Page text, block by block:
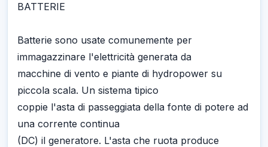
BATTERIE
Batterie sono usate comunemente per
immagazzinare l'elettricità generata da
macchine di vento e piante di hydropower su
piccola scala. Un sistema tipico
coppie l'asta di passeggiata della fonte di potere ad
una corrente continua
(DC) il generatore. L'asta che ruota produce